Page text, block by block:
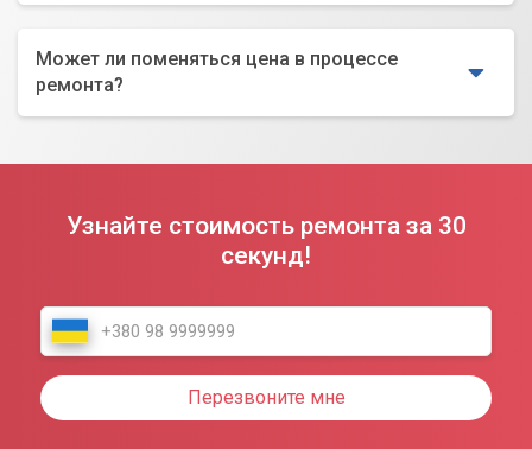
Может ли поменяться цена в процессе
ремонта?
Узнайте стоимость ремонта за 30
секунд!
Перезвоните мне